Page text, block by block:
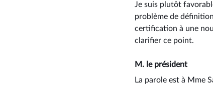
Je suis plutôt
problème de
certification à une
clarifier ce point.
M. le président
La parole est à Mme